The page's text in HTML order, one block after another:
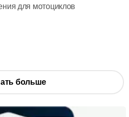
для мотоциклов
больше